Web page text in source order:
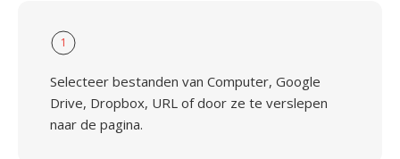
1
Selecteer bestanden van Computer, Google
Drive, Dropbox, URL of door ze te verslepen
naar de pagina.